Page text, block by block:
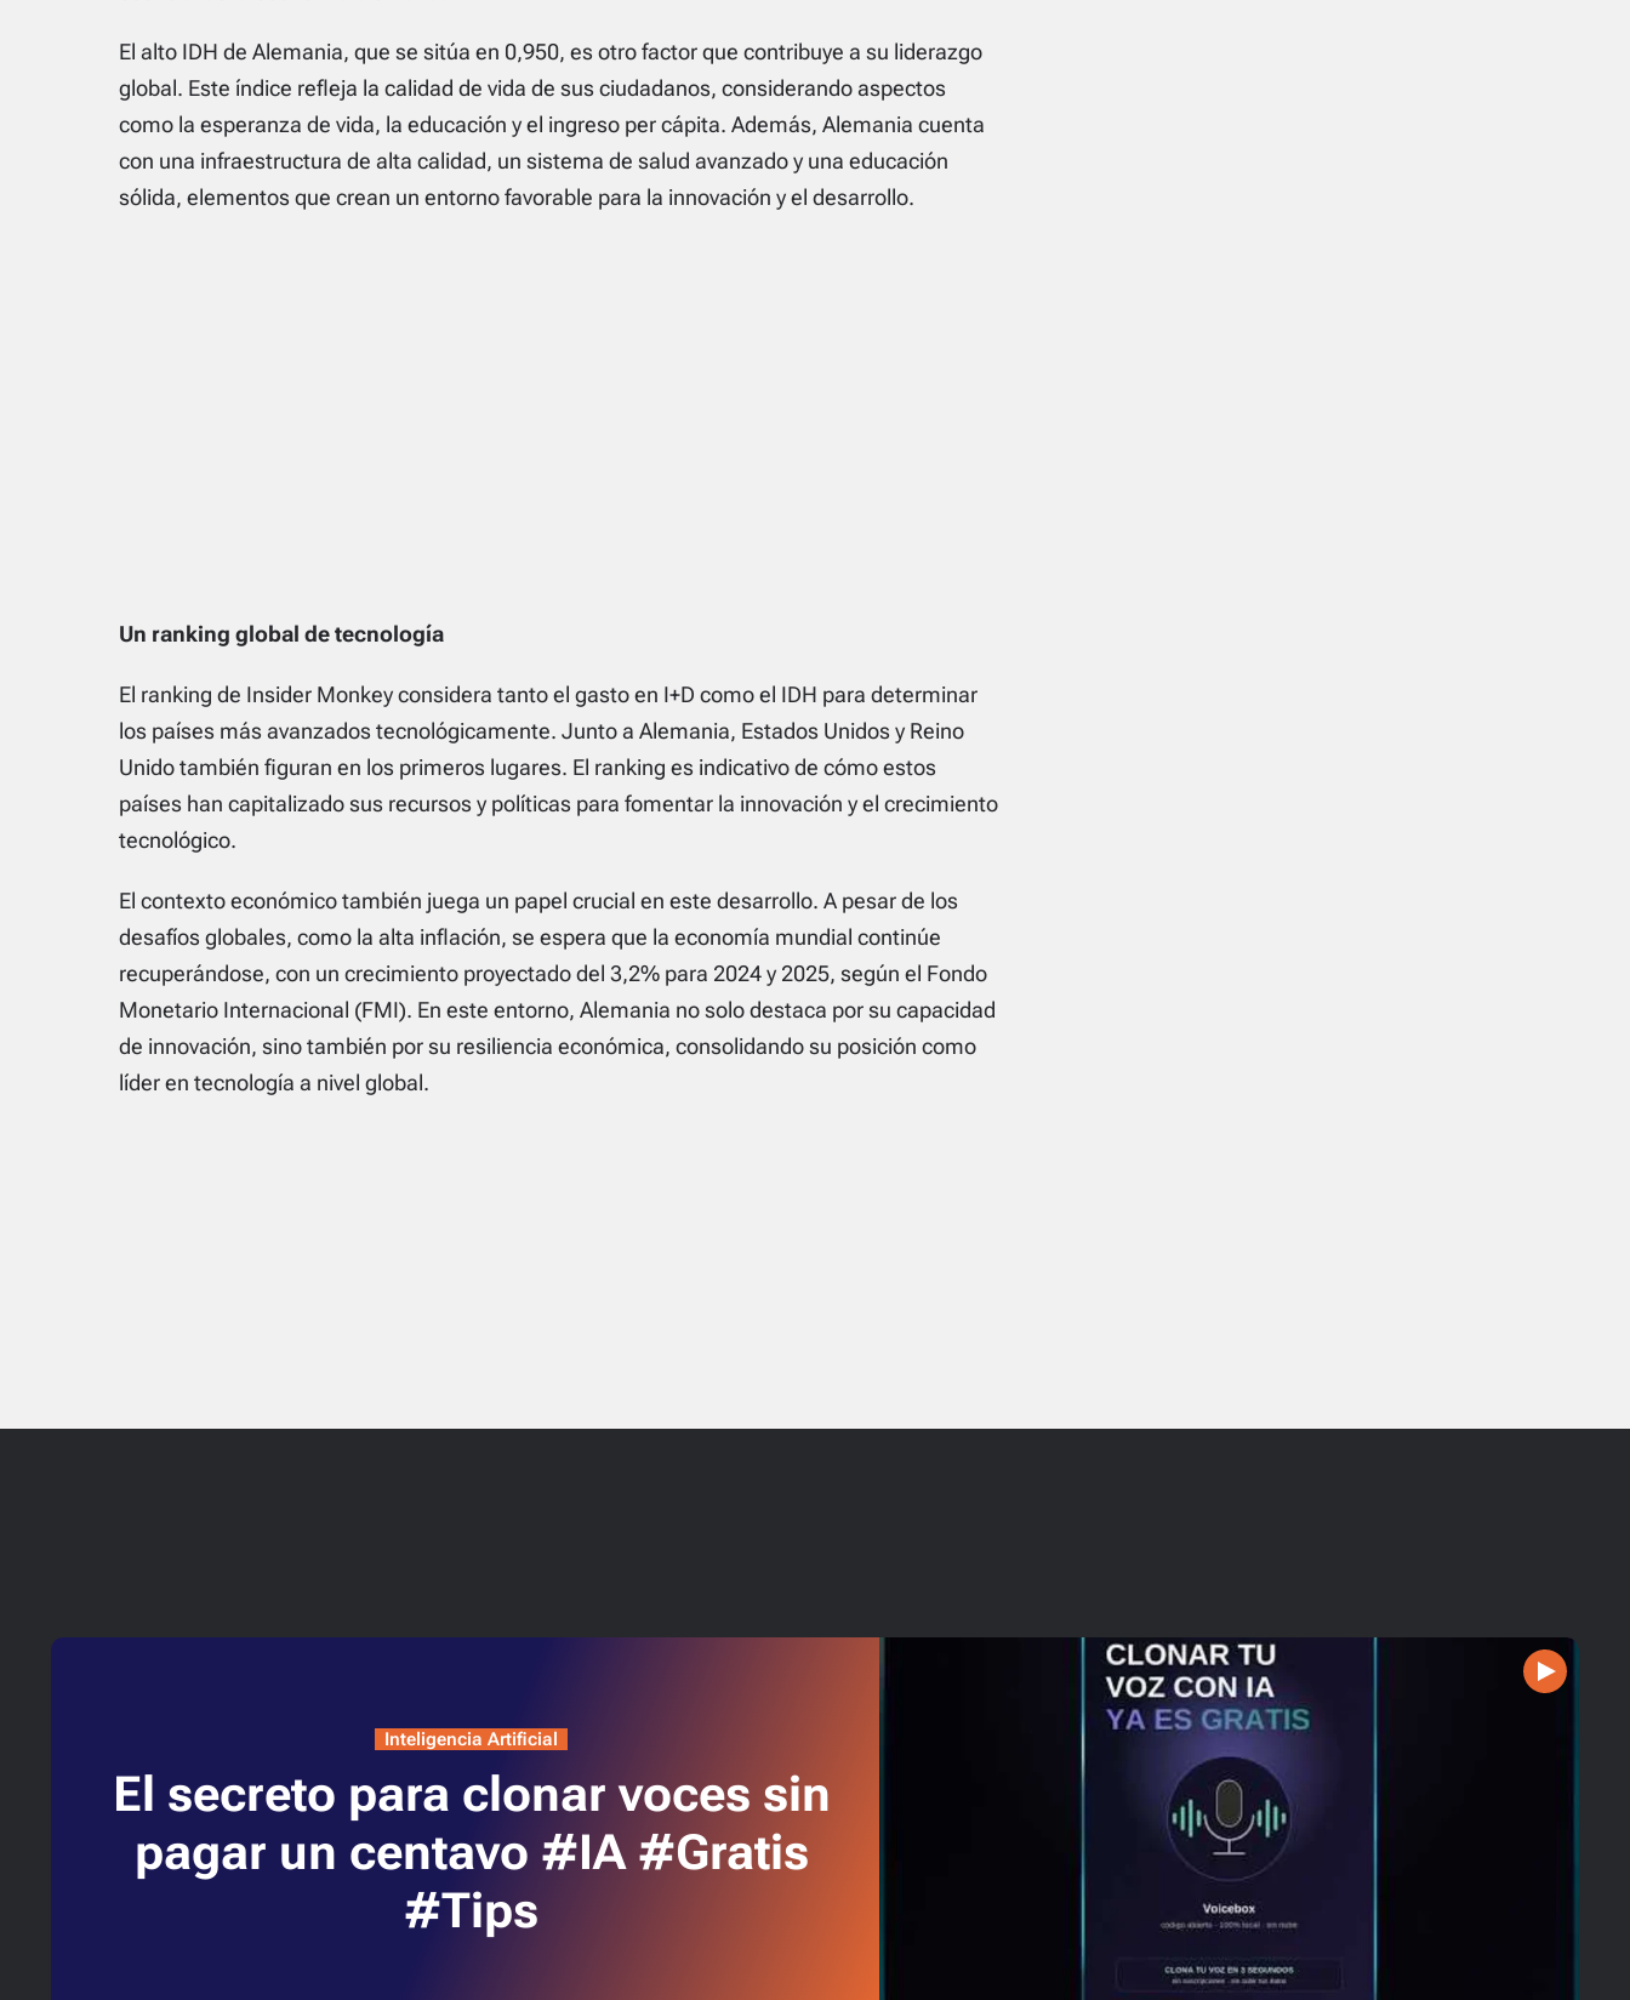
El alto IDH de Alemania, que se sitúa en 0,950, es otro factor que contribuye a su liderazgo
global. Este índice refleja la calidad de vida de sus ciudadanos, considerando aspectos
como la esperanza de vida, la educación y el ingreso per cápita. Además, Alemania cuenta
con una infraestructura de alta calidad, un sistema de salud avanzado y una educación
sólida, elementos que crean un entorno favorable para la innovación y el desarrollo.
Un ranking global de tecnología
El ranking de Insider Monkeyconsidera tanto el gasto en I+D como el IDH para determinar
los países más avanzados tecnológicamente. Junto a Alemania, Estados Unidos y Reino
Unido también figuran en los primeros lugares. El ranking es indicativo de cómo estos
países han capitalizado sus recursos y políticas para fomentar la innovación y el crecimiento
tecnológico.
El contexto económico también juega un papel crucial en este desarrollo. A pesar de los
desafíos globales, como la alta inflación, se espera que la economía mundial continúe
recuperándose, con un crecimiento proyectado del 3,2% para 2024 y 2025, según el Fondo
Monetario Internacional (FMI). En este entorno, Alemania no solo destaca por su capacidad
de innovación, sino también por su resiliencia económica, consolidando su posición como
líder en tecnología a nivel global.